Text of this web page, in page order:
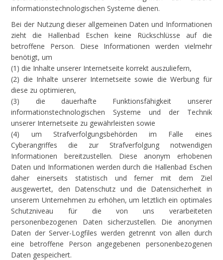
informationstechnologischen Systeme dienen.
Bei der Nutzung dieser allgemeinen Daten und Informationen
zieht die Hallenbad Eschen keine Rückschlüsse auf die
betroffene Person. Diese Informationen werden vielmehr
benötigt, um
(1) die Inhalte unserer Internetseite korrekt auszuliefern,
(2) die Inhalte unserer Internetseite sowie die Werbung für
diese zu optimieren,
(3) die dauerhafte Funktionsfähigkeit unserer
informationstechnologischen Systeme und der Technik
unserer Internetseite zu gewährleisten sowie
(4) um Strafverfolgungsbehörden im Falle eines
Cyberangriffes die zur Strafverfolgung notwendigen
Informationen bereitzustellen. Diese anonym erhobenen
Daten und Informationen werden durch die Hallenbad Eschen
daher einerseits statistisch und ferner mit dem Ziel
ausgewertet, den Datenschutz und die Datensicherheit in
unserem Unternehmen zu erhöhen, um letztlich ein optimales
Schutzniveau für die von uns verarbeiteten
personenbezogenen Daten sicherzustellen. Die anonymen
Daten der Server-Logfiles werden getrennt von allen durch
eine betroffene Person angegebenen personenbezogenen
Daten gespeichert.